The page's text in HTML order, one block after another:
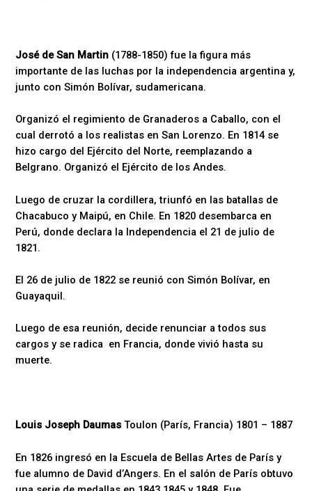
José de San Martin (1788-1850) fue la figura más
importante de las luchas por la independencia argentina y,
junto con Simón Bolívar, sudamericana.
Organizó el regimiento de Granaderos a Caballo, con el
cual derrotó a los realistas en San Lorenzo. En 1814 se
hizo cargo del Ejército del Norte, reemplazando a
Belgrano. Organizó el Ejército de los Andes.
Luego de cruzar la cordillera, triunfó en las batallas de
Chacabuco y Maipú, en Chile. En 1820 desembarca en
Perú, donde declara la Independencia el 21 de julio de
1821.
El 26 de julio de 1822 se reunió con Simón Bolívar, en
Guayaquil.
Luego de esa reunión, decide renunciar a todos sus
cargos y se radica en Francia, donde vivió hasta su
muerte.
Louis Joseph DaumasToulon (París, Francia) 1801 – 1887
En 1826 ingresó en la Escuela de Bellas Artes de París y
fue alumno de David d’Angers. En el salón de París obtuvo